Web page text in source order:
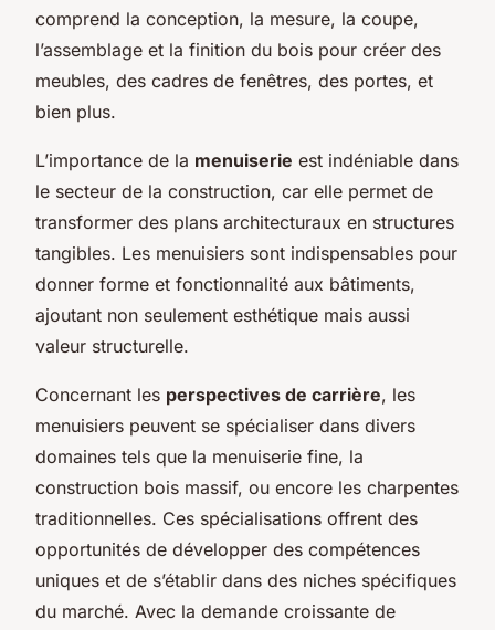
comprend la conception, la mesure, la coupe,
l’assemblage et la finition du bois pour créer des
meubles, des cadres de fenêtres, des portes, et
bien plus.
L’importance de la menuiserie est indéniable dans
le secteur de la construction, car elle permet de
transformer des plans architecturaux en structures
tangibles. Les menuisiers sont indispensables pour
donner forme et fonctionnalité aux bâtiments,
ajoutant non seulement esthétique mais aussi
valeur structurelle.
Concernant les perspectives de carrière, les
menuisiers peuvent se spécialiser dans divers
domaines tels que la menuiserie fine, la
construction bois massif, ou encore les charpentes
traditionnelles. Ces spécialisations offrent des
opportunités de développer des compétences
uniques et de s’établir dans des niches spécifiques
du marché. Avec la demande croissante de